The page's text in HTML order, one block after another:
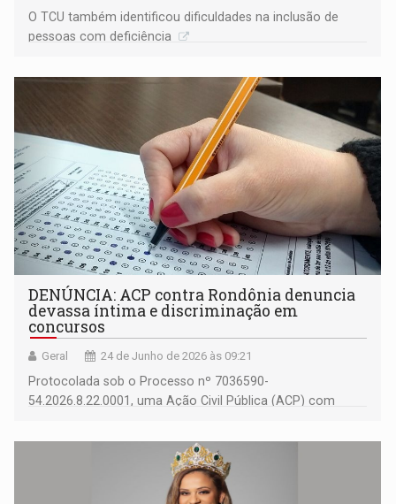
O TCU também identificou dificuldades na inclusão de
pessoas com deficiência
DENÚNCIA: ACP contra Rondônia denuncia
devassa íntima e discriminação em
concursos
Geral 24 de Junho de 2026 às 09:21
Protocolada sob o Processo nº 7036590-
54.2026.8.22.0001, uma Ação Civil Pública (ACP) com
admissão do Poder Executivo do Estado de Rondônia